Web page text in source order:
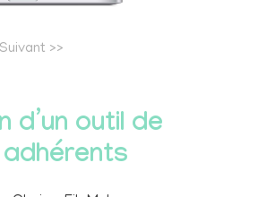
Suivant >>
d’un outil de